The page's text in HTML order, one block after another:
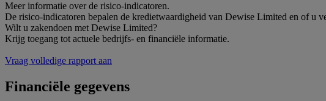
Meer informatie over de risico-indicatoren.
De risico-indicatoren bepalen de kredietwaardigheid van Dewise Limited en of u
Wilt u zakendoen met Dewise Limited?
Krijg toegang tot actuele bedrijfs- en financiële informatie.
Vraag volledige rapport aan
Financiële gegevens